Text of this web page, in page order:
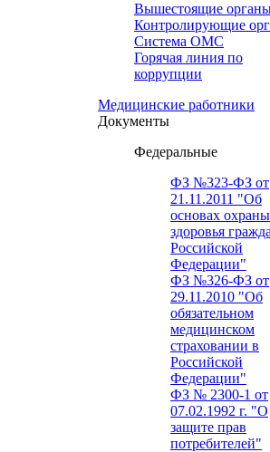
Вышестоящие
Контролирующие
Система ОМС
Горячая линия по
коррупции
Медицинские работники
Документы
Федеральные
ФЗ №323-ФЗ от
21.11.2011 "Об
основах охраны
здоровья
Российской
Федерации"
ФЗ №326-ФЗ от
29.11.2010 "Об
обязательном
медицинском
страховании в
Российской
Федерации"
ФЗ № 2300-1 от
07.02.1992 г. "О
защите прав
потребителей"